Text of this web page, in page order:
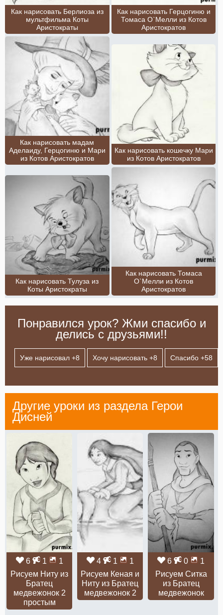
Как нарисовать Берлиоза из
мультфильма Коты
Аристократы
Как нарисовать Герцогиню и
Томаса О`Мелли из Котов
Аристократов
Как нарисовать мадам
Аделаиду, Герцогиню и Мари
из Котов Аристократов
Как нарисовать кошечку Мари
из Котов Аристократов
Как нарисовать Тулуза из
Коты Аристократы
Как нарисовать Томаса
О`Мелли из Котов
Аристократов
Понравился урок? Жми спасибо и
делись с друзьями!!
Уже нарисовал +8 Хочу нарисовать +8 Спасибо +58
Другие уроки из раздела Герои
Дисней
6 1
1
Рисуем Ниту из
Братец
медвежонок 2
простым
4 1
1
Рисуем Кеная и
Ниту из Братец
медвежонок 2
6 0
1
Рисуем Ситка
из Братец
медвежонок